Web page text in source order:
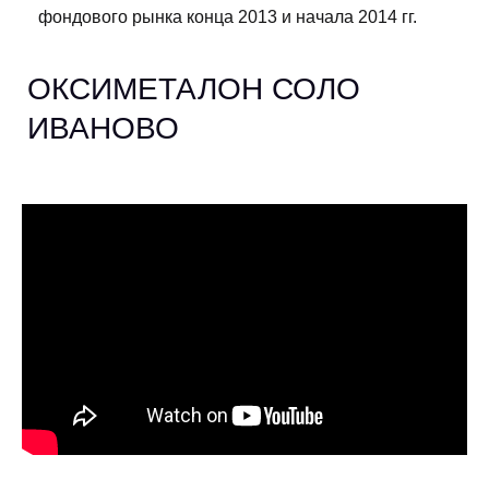
фондового рынка конца 2013 и начала 2014 гг.
ОКСИМЕТАЛОН СОЛО
ИВАНОВО